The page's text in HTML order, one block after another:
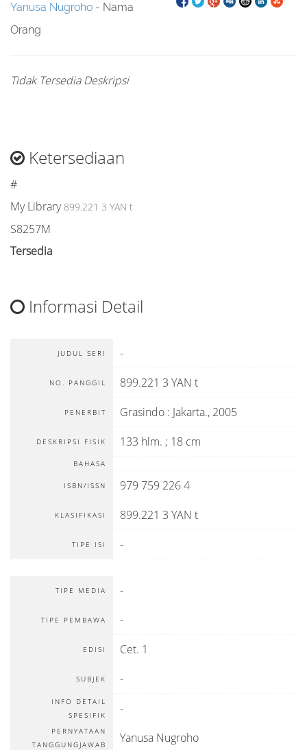
Yanusa Nugroho - Nama
Orang
Tidak Tersedia Deskripsi
Ketersediaan
#
My Library 899.221 3 YAN t
S8257M
Tersedia
Informasi Detail
JUDUL SERI -
NO. PANGGIL 899.221 3 YAN t
PENERBIT Grasindo : Jakarta., 2005
DESKRIPSI FISIK 133 hlm. ; 18 cm
BAHASA
ISBN/ISSN 979 759 226 4
KLASIFIKASI 899.221 3 YAN t
TIPE ISI -
TIPE MEDIA -
TIPE PEMBAWA -
EDISI Cet. 1
SUBJEK -
INFO DETAIL
SPESIFIK
-
PERNYATAAN
TANGGUNGJAWAB
Yanusa Nugroho